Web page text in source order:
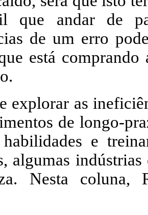
que andar de
de um erro
está
explorar as
de longo-
e
algumas
Nesta coluna,